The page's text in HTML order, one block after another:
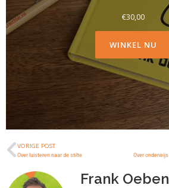
€30,00
WINKEL NU
VORIGE POST
Over luisteren naar de stilte
Frank Oeben